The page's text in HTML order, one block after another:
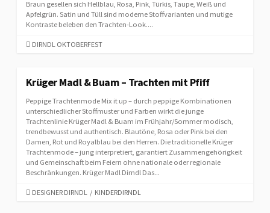
Braun gesellen sich Hellblau, Rosa, Pink, Türkis, Taupe, Weiß und
Apfelgrün. Satin und Tüll sind moderne Stoffvarianten und mutige
Kontraste beleben den Trachten-Look....
C
E
O
R
I
E
S
DIRNDL OKTOBERFEST
Krüger Madl & Buam – Trachten mit Pfiff
Peppige Trachtenmode Mix it up – durch peppige Kombinationen
unterschiedlicher Stoffmuster und Farben wirkt die junge
Trachtenlinie Krüger Madl & Buam im Frühjahr/Sommer modisch,
trendbewusst und authentisch. Blautöne, Rosa oder Pink bei den
Damen, Rot und Royalblau bei den Herren. Die traditionelle Krüger
Trachtenmode – jung interpretiert, garantiert Zusammengehörigkeit
und Gemeinschaft beim Feiern ohne nationale oder regionale
Beschränkungen. Krüger Madl Dirndl Das...
CDESIGNER DIRNDL / KINDERDIRNDL